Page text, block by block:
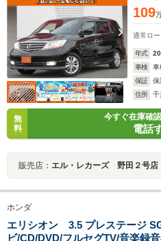
109
通常ロー
年式
車検
車
保証
保
住所
千
無
料
今すぐ在庫確
電話
販売店： エル・レカーズ 野田２号店
ホンダ
エリシオン 3.5 プレステージ
ビ/CD/DVD/フルセグTV/音楽録